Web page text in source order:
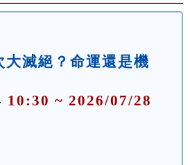
大滅絕？命運還是機
10:30 ~ 2026/07/28